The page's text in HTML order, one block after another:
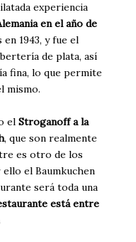
experiencia
en el año de
1943, y fue el
de plata, así
fina, lo que permite
mismo.
el Stroganoff a la
, que son realmente
es otro de los
el Baumkuchen
será toda una
está entre